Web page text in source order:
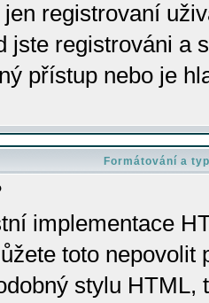
registrovaní
jste registrováni a
přístup nebo je
Formátování a
implementace
toto
stylu HTML,